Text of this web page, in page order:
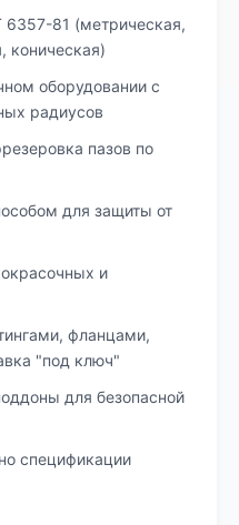
81 (метрическая,
коническая)
оборудовании с
радиусов
пазов по
для защиты от
и
фланцами,
"под ключ"
для безопасной
спецификации